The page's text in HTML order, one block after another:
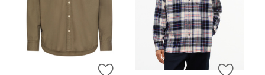
ZUR WUNSCHLISTE HINZUFÜGEN
ZUR